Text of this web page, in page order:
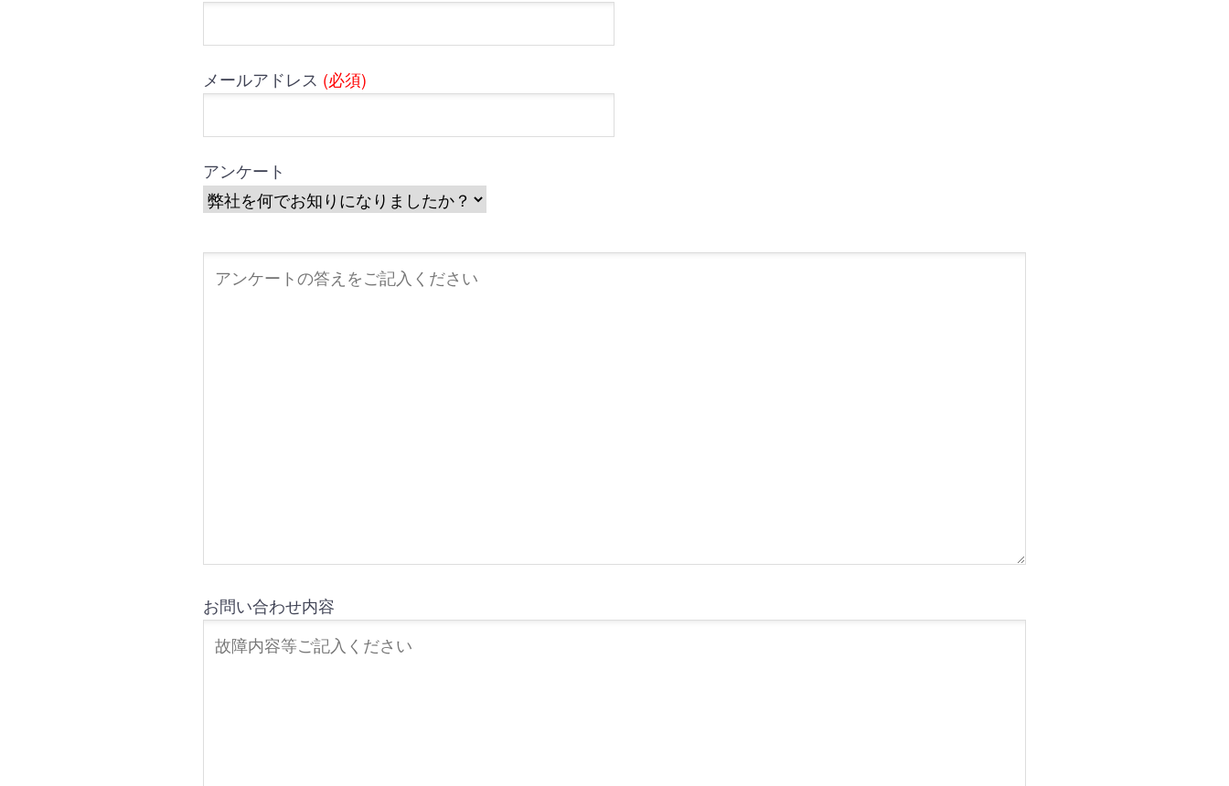
メールアドレス (必須)
アンケート
お問い合わせ内容